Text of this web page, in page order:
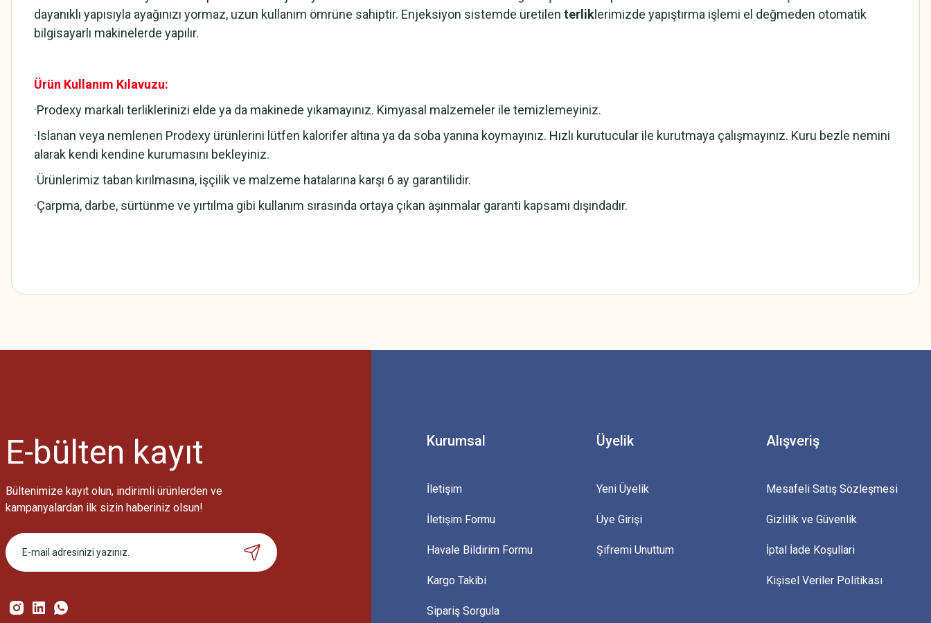
dayanıklı yapısıyla ayağınızı yormaz, uzun kullanım ömrüne sahiptir. Enjeksiyon sistemde üretilen terlik lerimizde yapıştırma işlemi el değmeden otomatik
bilgisayarlı makinelerde yapılır.
Ürün Kullanım Kılavuzu:
·Prodexy markalı terliklerinizi elde ya da makinede yıkamayınız. Kimyasal malzemeler ile temizlemeyiniz.
·Islanan veya nemlenen Prodexy ürünlerini lütfen kalorifer altına ya da soba yanına koymayınız. Hızlı kurutucular ile kurutmaya çalışmayınız. Kuru bezle nemini
alarak kendi kendine kurumasını bekleyiniz.
·Ürünlerimiz taban kırılmasına, işçilik ve malzeme hatalarına karşı 6 ay garantilidir.
·Çarpma, darbe, sürtünme ve yırtılma gibi kullanım sırasında ortaya çıkan aşınmalar garanti kapsamı dışındadır.
Bu ürüne ilk yorumu siz yapın!
Bu ürüne benzer farklı alternatifler olmalı.
Gönder
E-bülten kayıt
Bültenimize kayıt olun, indirimli ürünlerden ve
kampanyalardan ilk sizin haberiniz olsun!
Kurumsal
İletişim
İletişim Formu
Havale Bildirim Formu
Kargo Takibi
Sipariş Sorgula
Üyelik
Yeni Üyelik
Üye Girişi
Şifremi Unuttum
Alışveriş
Mesafeli Satış Sözleşmesi
Gizlilik ve Güvenlik
İptal İade Koşullari
Kişisel Veriler Politikası